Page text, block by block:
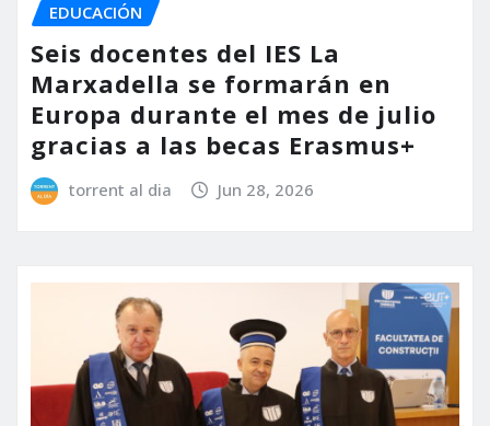
EDUCACIÓN
Seis docentes del IES La
Marxadella se formarán en
Europa durante el mes de julio
gracias a las becas Erasmus+
torrent al dia Jun 28, 2026